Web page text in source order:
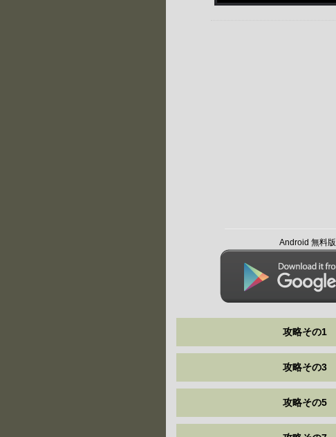
Android 無料版
攻略その1
攻略その3
攻略その5